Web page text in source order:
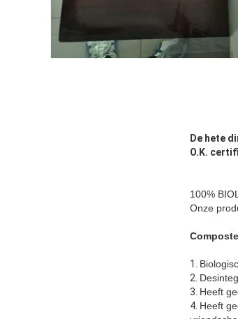
De hete
O.K. certifi
100%
Onze
1.
2.
3. Heeft
4. Heeft